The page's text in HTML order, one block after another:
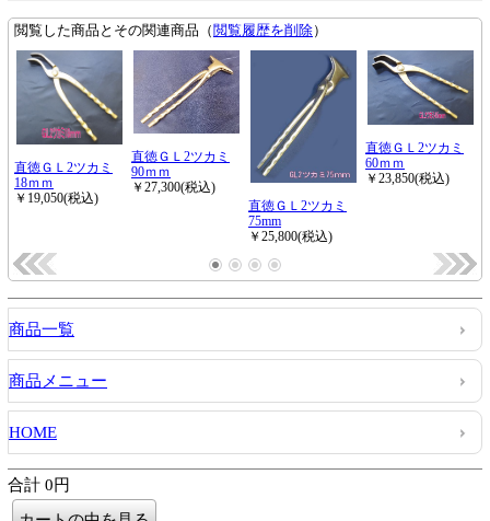
商品一覧
商品メニュー
HOME
合計 0円